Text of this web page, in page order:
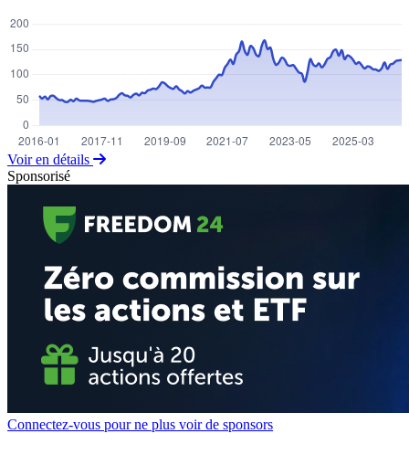
Voir en détails
Sponsorisé
Connectez-vous pour ne plus voir de sponsors